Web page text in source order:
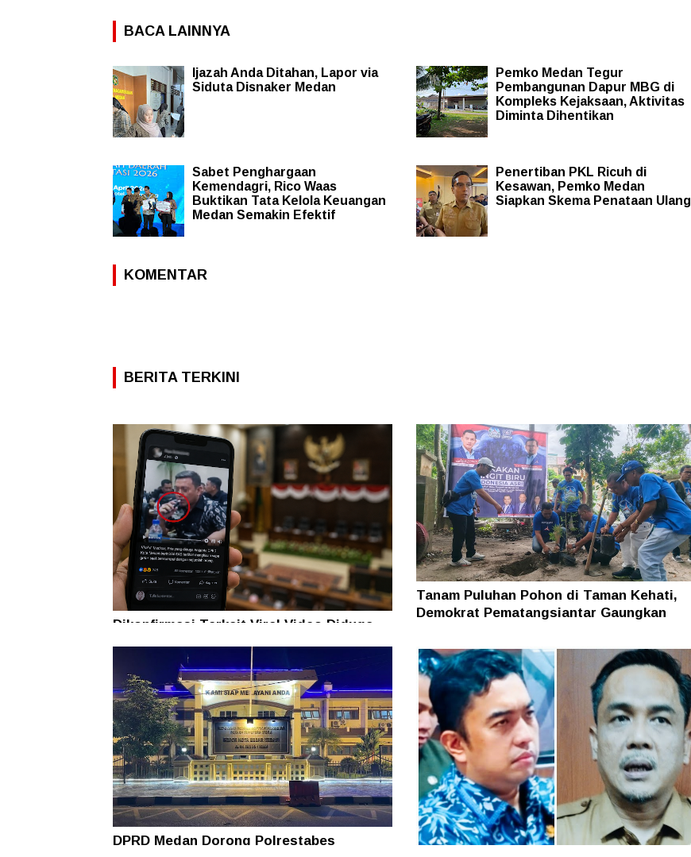
BACA LAINNYA
Ijazah Anda Ditahan, Lapor via
Siduta Disnaker Medan
Pemko Medan Tegur
Pembangunan Dapur MBG di
Kompleks Kejaksaan, Aktivitas
Diminta Dihentikan
Sabet Penghargaan
Kemendagri, Rico Waas
Buktikan Tata Kelola Keuangan
Medan Semakin Efektif
Penertiban PKL Ricuh di
Kesawan, Pemko Medan
Siapkan Skema Penataan Ulang
KOMENTAR
BERITA TERKINI
Dikonfirmasi Terkait Viral Video Diduga
EAS Tantang Wartawan
Tanam Puluhan Pohon di Taman Kehati,
Demokrat Pematangsiantar Gaungkan
DPRD Medan Dorong Polrestabes